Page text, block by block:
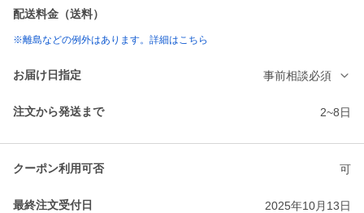
配送料金（送料）
※離島などの例外はあります。詳細はこちら
お届け日指定 事前相談必須
注文から発送まで 2~8日
クーポン利用可否 可
最終注文受付日 2025年10月13日